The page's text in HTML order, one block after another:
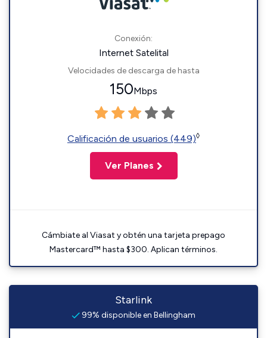
Conexión:
Internet Satelital
Velocidades de descarga de hasta
150Mbps
Calificación de usuarios (449)◊
Ver Planes
Cámbiate al Viasat y obtén una tarjeta prepago
Mastercard™ hasta $300. Aplican términos.
Starlink
99% disponible en Bellingham